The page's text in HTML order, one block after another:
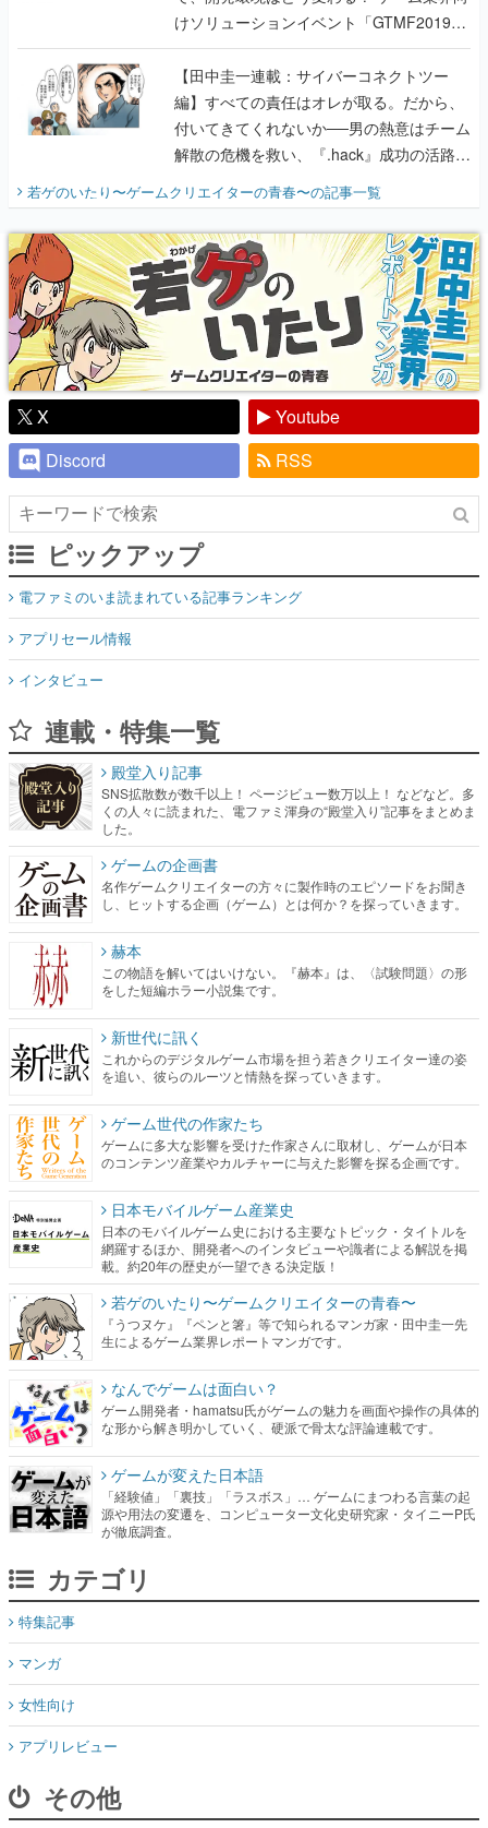
けソリューションイベント「GTMF2019」
に行って、より理解を深めよう【PR】
【田中圭一連載：サイバーコネクトツー
編】すべての責任はオレが取る。だから、
付いてきてくれないか──男の熱意はチーム
解散の危機を救い、『.hack』成功の活路を
『少年ジャンプ』色だった【若ゲのいた
り】
若ゲのいたり〜ゲームクリエイターの青春〜の記事一覧
X
Youtube
Discord
RSS
ピックアップ
電ファミのいま読まれている記事ランキング
アプリセール情報
インタビュー
連載・特集一覧
殿堂入り記事
SNS拡散数が数千以上！ ページビュー数万以上！ などなど。多
くの人々に読まれた、電ファミ渾身の“殿堂入り”記事をまとめま
した。
ゲームの企画書
名作ゲームクリエイターの方々に製作時のエピソードをお聞き
し、ヒットする企画（ゲーム）とは何か？を探っていきます。
赫本
この物語を解いてはいけない。『赫本』は、〈試験問題〉の形
をした短編ホラー小説集です。
新世代に訊く
これからのデジタルゲーム市場を担う若きクリエイター達の姿
を追い、彼らのルーツと情熱を探っていきます。
ゲーム世代の作家たち
ゲームに多大な影響を受けた作家さんに取材し、ゲームが日本
のコンテンツ産業やカルチャーに与えた影響を探る企画です。
日本モバイルゲーム産業史
日本のモバイルゲーム史における主要なトピック・タイトルを
網羅するほか、開発者へのインタビューや識者による解説を掲
載。約20年の歴史が一望できる決定版！
若ゲのいたり〜ゲームクリエイターの青春〜
『うつヌケ』『ペンと箸』等で知られるマンガ家・田中圭一先
生によるゲーム業界レポートマンガです。
なんでゲームは面白い？
ゲーム開発者・hamatsu氏がゲームの魅力を画面や操作の具体的
な形から解き明かしていく、硬派で骨太な評論連載です。
ゲームが変えた日本語
「経験値」「裏技」「ラスボス」… ゲームにまつわる言葉の起
源や用法の変遷を、コンピューター文化史研究家・タイニーP氏
が徹底調査。
カテゴリ
特集記事
マンガ
女性向け
アプリレビュー
その他